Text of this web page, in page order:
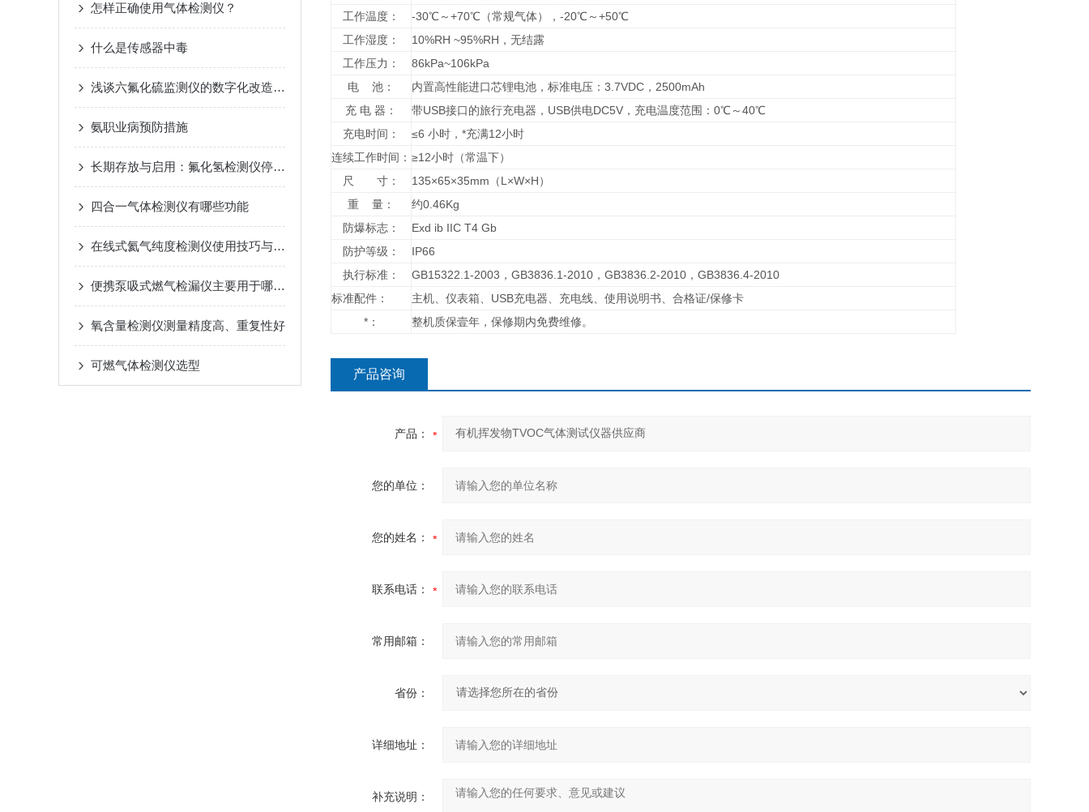
怎样正确使用气体检测仪？
什么是传感器中毒
浅谈六氟化硫监测仪的数字化改造：从模拟量输出到LoRa无线传输
氨职业病预防措施
长期存放与启用：氟化氢检测仪停用期间的维护及重新启用检查规范
四合一气体检测仪有哪些功能
在线式氦气纯度检测仪使用技巧与维护常识
便携泵吸式燃气检漏仪主要用于哪些行业或领域？
氧含量检测仪测量精度高、重复性好
可燃气体检测仪选型
工作温度：
-30℃～+70℃（常规气体），-20℃～+50℃
工作湿度：
10%RH ~95%RH，无结露
工作压力：
86kPa~106kPa
电 池：
内置高性能进口芯锂电池，标准电压：3.7VDC，2500mAh
充 电 器：
带USB接口的旅行充电器，USB供电DC5V，充电温度范围：0℃～40℃
充电时间：
≤6 小时，*充满12小时
连续工作时间： ≥12小时（常温下）
尺 寸：
135×65×35mm（L×W×H）
重 量：
约0.46Kg
防爆标志：
Exd ib IIC T4 Gb
防护等级：
IP66
执行标准：
GB15322.1-2003，GB3836.1-2010，GB3836.2-2010，GB3836.4-2010
标准配件：
主机、仪表箱、USB充电器、充电线、使用说明书、合格证/保修卡
*：
整机质保壹年，保修期内免费维修。
产品咨询
产品：
您的单位：
您的姓名：
联系电话：
常用邮箱：
省份：
详细地址：
补充说明：